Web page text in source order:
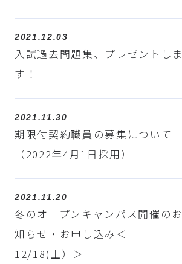
2021.12.03
入試過去問題集、プレゼントしま
す！
2021.11.30
期限付契約職員の募集について
（2022年4月1日採用）
2021.11.20
冬のオープンキャンパス開催のお
知らせ・お申し込み＜
12/18(土）＞